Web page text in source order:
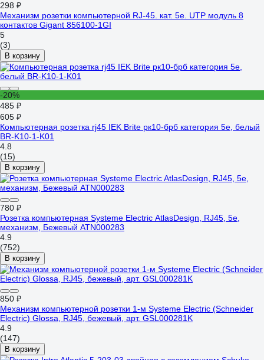
298 ₽
Механизм розетки компьютерной RJ-45. кат. 5е. UTP модуль 8
контактов Gigant 856100-1GI
5
(3)
В корзину
-20%
485 ₽
605 ₽
Компьютерная розетка rj45 IEK Brite рк10-брб категория 5e, белый
BR-K10-1-K01
4.8
(15)
В корзину
780 ₽
Розетка компьютерная Systeme Electric AtlasDesign, RJ45, 5e,
механизм, Бежевый ATN000283
4.9
(752)
В корзину
850 ₽
Механизм компьютерной розетки 1-м Systeme Electric (Schneider
Electric) Glossa, RJ45, бежевый, арт. GSL000281K
4.9
(147)
В корзину